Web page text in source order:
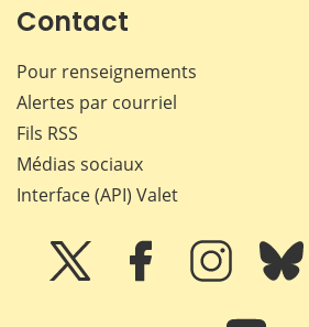
Contact
Pour renseignements
Alertes par courriel
Fils RSS
Médias sociaux
Interface (API) Valet